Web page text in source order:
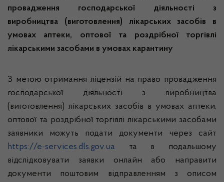
провадження господарської діяльності з
виробництва (виготовлення) лікарських засобів в
умовах аптеки, оптової та роздрібної торгівлі
лікарськими засобами в умовах карантину
З метою отримання ліцензій на право провадження
господарської діяльності з виробництва
(виготовлення) лікарських засобів в умовах аптеки,
оптової та роздрібної торгівлі лікарськими засобами
заявники можуть подати документи через сайт
https://e-services.dls.gov.ua та в подальшому
відслідковувати заявки онлайн або направити
документи поштовим відправленням з описом